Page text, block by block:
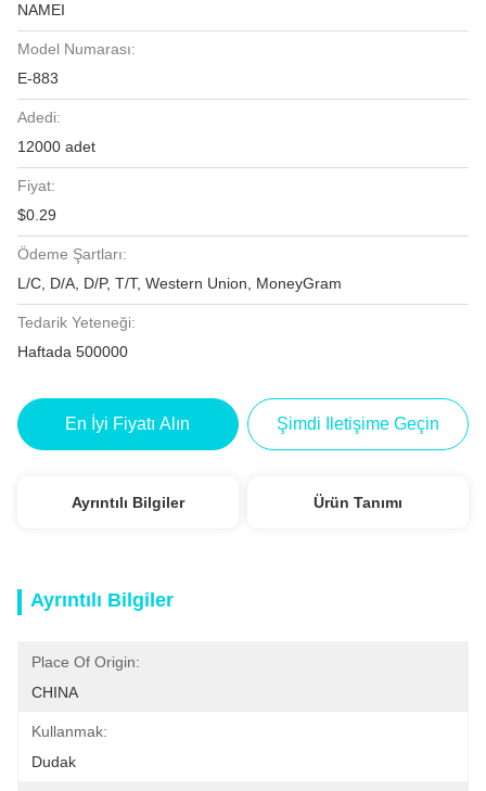
NAMEI
Model Numarası:
E-883
Adedi:
12000 adet
Fiyat:
$0.29
Ödeme Şartları:
L/C, D/A, D/P, T/T, Western Union, MoneyGram
Tedarik Yeteneği:
Haftada 500000
En İyi Fiyatı Alın Şimdi Iletişime Geçin
Ayrıntılı Bilgiler Ürün Tanımı
Ayrıntılı Bilgiler
Place Of Origin:
CHINA
Kullanmak:
Dudak